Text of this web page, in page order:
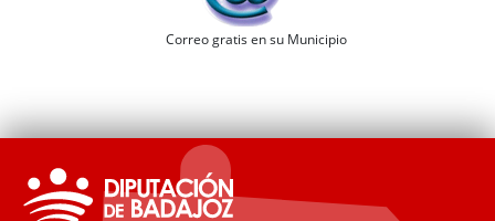
Correo gratis en su Municipio